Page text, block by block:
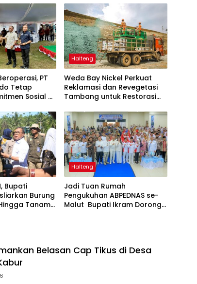
PT
Tetap
Sosial di
Halteng
Weda Bay Nickel Perkuat
Reklamasi dan Revegetasi
Tambang untuk Restorasi
Bupati
Burung
Tanam
Halteng
Jadi Tuan Rumah
Pengukuhan ABPEDNAS se-
Malut Bupati Ikram Dorong
Belasan Cap Tikus di Desa